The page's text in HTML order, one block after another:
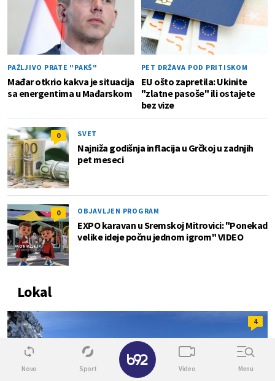
PAŽLJIVO PRATE "PAKŠ"
Mađar otkrio kakva je situacija
sa energentima u Mađarskom
PET DRŽAVA POD PRITISKOM
EU ošto zapretila: Ukinite
"zlatne pasoše" ili ostajete
bez vize
0 SVET
Najniža godišnja inflacija u Grčkoj u zadnjih
pet meseci
0 OBJAVLJEN PROGRAM
EXPO karavan u Sremskoj Mitrovici: "Ponekad
velike ideje počnu jednom igrom" VIDEO
Lokal
4
Novo Sport Video Menu
✕